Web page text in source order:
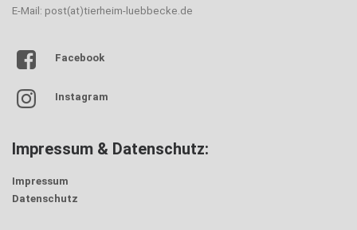
E-Mail: post(at)tierheim-luebbecke.de
Facebook
Instagram
Impressum & Datenschutz:
Impressum
Datenschutz